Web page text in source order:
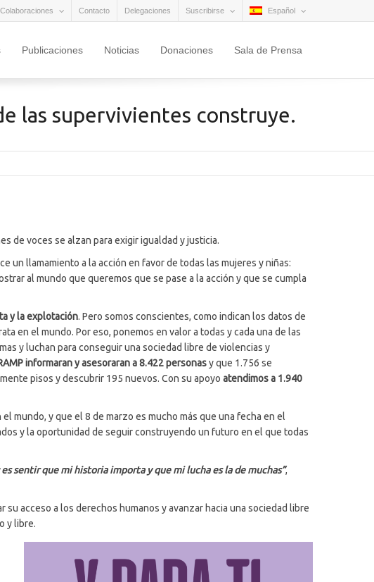
Suscribirse Español
Colaboraciones Contacto Delegaciones
Publicaciones Noticias Donaciones Sala de Prensa
las supervivientes construye.
de voces se alzan para exigir igualdad y justicia.
un llamamiento a la acción en favor de todas las mujeres y niñas:
al mundo que queremos que se pase a la acción y que se cumpla
y la explotación. Pero somos conscientes, como indican los datos de
en el mundo. Por eso, ponemos en valor a todas y cada una de las
y luchan para conseguir una sociedad libre de violencias y
informaran y asesoraran a 8.422 personasy que 1.756 se
pisos y descubrir 195 nuevos. Con su apoyo atendimos a 1.940
mundo, y que el 8 de marzo es mucho más que una fecha en el
y la oportunidad de seguir construyendo un futuro en el que todas
sentir que mi historia importa y que mi lucha es la de muchas”,
acceso a los derechos humanos y avanzar hacia una sociedad libre
y libre.